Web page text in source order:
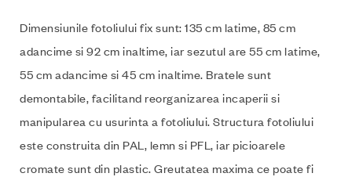
Dimensiunile fotoliului fix sunt: 135 cm latime, 85 cm
adancime si 92 cm inaltime, iar sezutul are 55 cm latime,
55 cm adancime si 45 cm inaltime. Bratele sunt
demontabile, facilitand reorganizarea incaperii si
manipularea cu usurinta a fotoliului. Structura fotoliului
este construita din PAL, lemn si PFL, iar picioarele
cromate sunt din plastic. Greutatea maxima ce poate fi